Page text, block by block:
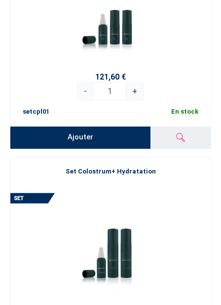
121,60 €
-
+
setcpl01 En stock
Ajouter
Set Colostrum+ Hydratation